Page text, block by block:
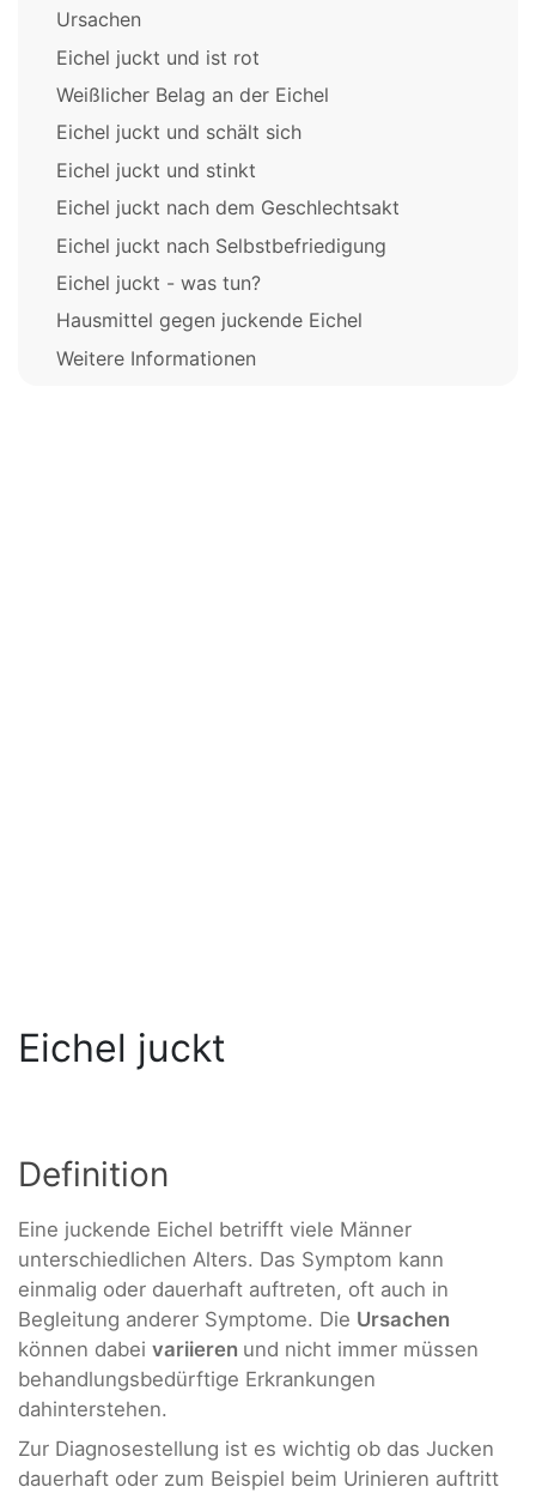
Ursachen
Eichel juckt und ist rot
Weißlicher Belag an der Eichel
Eichel juckt und schält sich
Eichel juckt und stinkt
Eichel juckt nach dem Geschlechtsakt
Eichel juckt nach Selbstbefriedigung
Eichel juckt - was tun?
Hausmittel gegen juckende Eichel
Weitere Informationen
Eichel juckt
Definition
Eine juckende Eichel betrifft viele Männer
unterschiedlichen Alters. Das Symptom kann
einmalig oder dauerhaft auftreten, oft auch in
Begleitung anderer Symptome. Die Ursachen
können dabei variieren und nicht immer müssen
behandlungsbedürftige Erkrankungen
dahinterstehen.
Zur Diagnosestellung ist es wichtig ob das Jucken
dauerhaft oder zum Beispiel beim Urinieren auftritt